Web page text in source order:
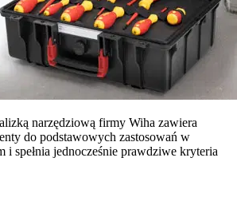
narzędziową firmy Wiha zawiera
do podstawowych zastosowań w
i spełnia jednocześnie prawdziwe kryteria